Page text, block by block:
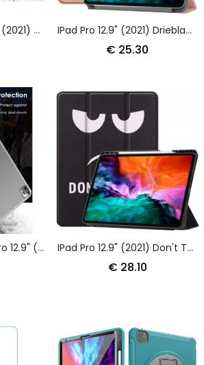
Hoesje IPad Pro 12.9" (2021) (2020) Verstelbare Steun IPad Pro 12.9" (2021) Driebladig Klassiek
€ 25.30
Cover Hoesje IPad Pro 12.9" (2021) Telefoonhoesje (2020) (2018) Doorzichtige Siliconen IPad Pro 12.9" (2021) Don't Touch Me Pennenhouder
€ 28.10